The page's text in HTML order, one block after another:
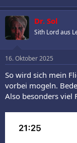
Dr. Sol
Sith Lord aus
16. Oktober 2025
So wird sich mein
vorbei mogeln.
Also besonders viel